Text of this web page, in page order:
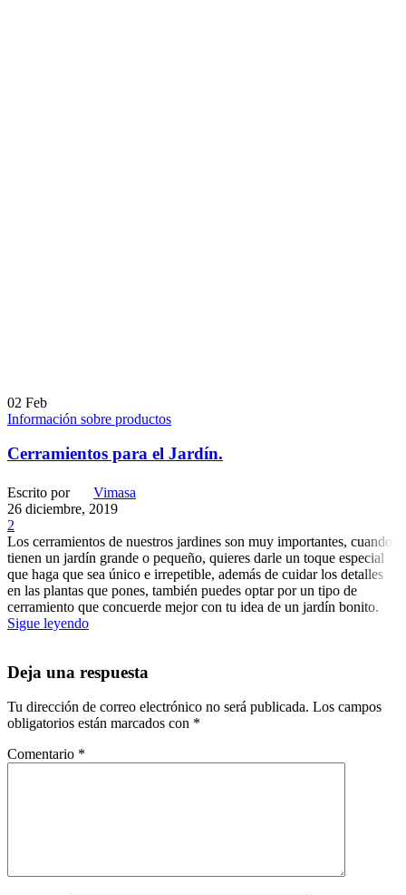
02 Feb
Información sobre productos
Cerramientos para el Jardín.
Escrito por
Vimasa
26 diciembre, 2019
2
Los cerramientos de nuestros jardines son muy importantes, cuando
tienen un jardín grande o pequeño, quieres darle un toque especial
que haga que sea único e irrepetible, además de cuidar los detalles
en las plantas que pones, también puedes optar por un tipo de
cerramiento que concuerde mejor con tu idea de un jardín bonito.
Sigue leyendo
Deja una respuesta
Tu dirección de correo electrónico no será publicada. Los campos
obligatorios están marcados con *
Comentario *